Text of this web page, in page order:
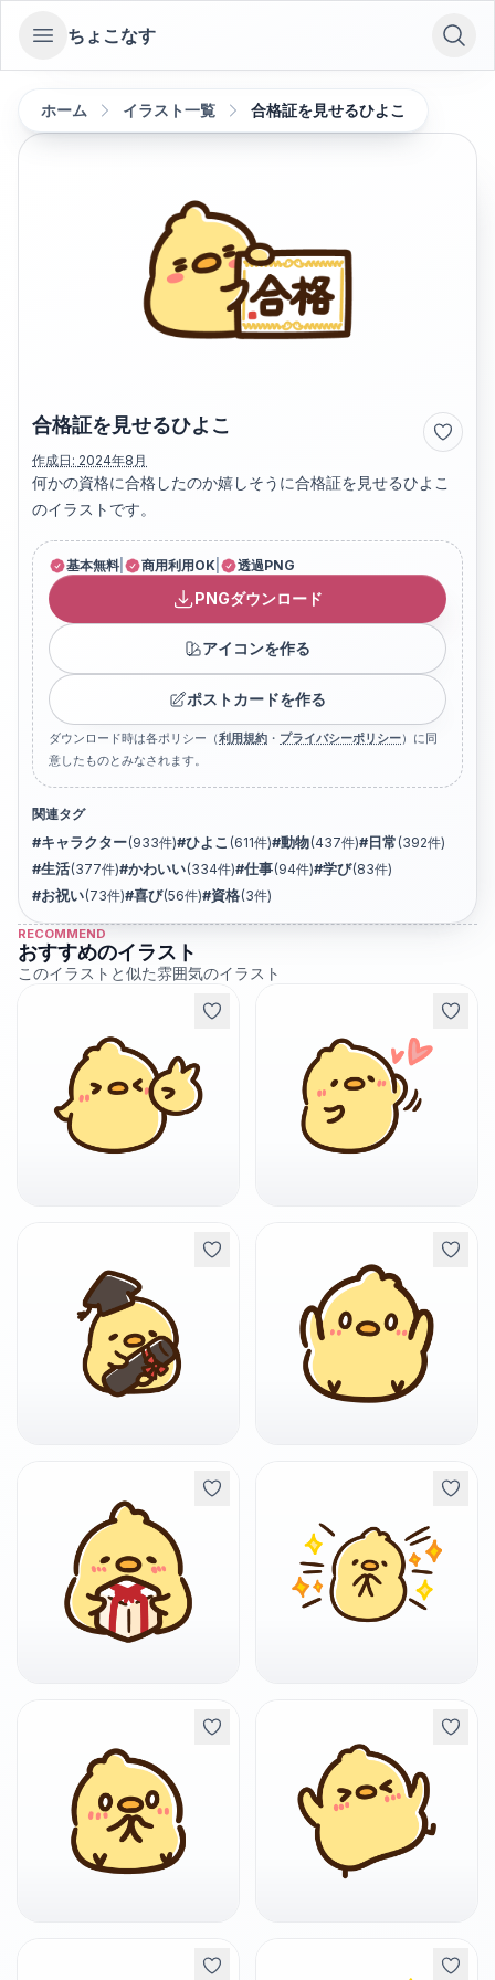
Open sidebar
ちょこなす
ホーム イラスト一覧 合格証を見せるひよこ
合格証を見せるひよこ
作成日: 2024年8月
何かの資格に合格したのか嬉しそうに合格証を見せるひよこ
のイラストです。
基本無料 商用利用OK 透過PNG
PNGダウンロード
アイコンを作る
ポストカードを作る
ダウンロード時は各ポリシー（利用規約 ・ プライバシーポリシー）に同
意したものとみなされます。
関連タグ
#キャラクター(933件)#ひよこ (611件)#動物(437件)# 日常 (392件)
#生活(377件)#かわいい(334件)#仕事(94件)#学び(83件)
#お祝い(73件)#喜び(56件)#資格(3件)
RECOMMEND
おすすめのイラスト
このイラストと似た雰囲気のイラスト